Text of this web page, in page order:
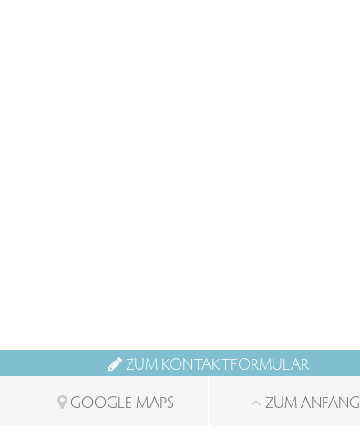
ZUM KONTAKTFORMULAR
GOOGLE MAPS
ZUM ANFANG